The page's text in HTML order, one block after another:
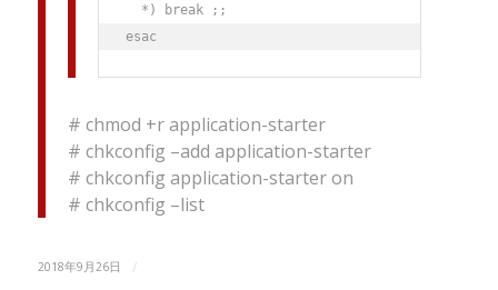
  *) break ;;
# chmod +r application-starter
# chkconfig –add application-starter
# chkconfig application-starter on
# chkconfig –list
2018年9月26日 /